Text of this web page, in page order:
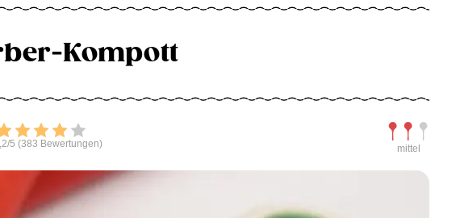
Kompott
Bewerten
5 (383 Bewertungen)
Schwierigkeit
mittel